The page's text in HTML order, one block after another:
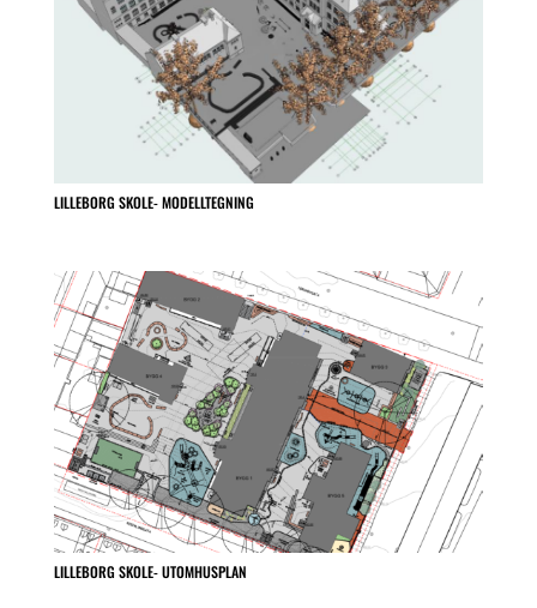
LILLEBORG SKOLE- MODELLTEGNING
LILLEBORG SKOLE- UTOMHUSPLAN